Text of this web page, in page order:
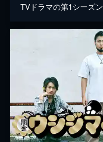
TVドラマの第1シーズン